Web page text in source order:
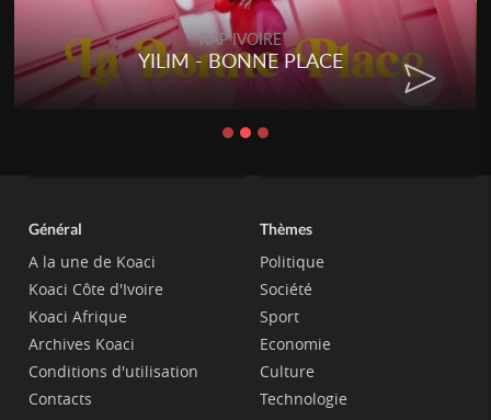
RAP IVOIRE
RENARD BARAKISSA - DOS DE
CHAT
Général
A la une de Koaci
Koaci Côte d'Ivoire
Koaci Afrique
Archives Koaci
Conditions d'utilisation
Contacts
Thèmes
Politique
Société
Sport
Economie
Culture
Technologie